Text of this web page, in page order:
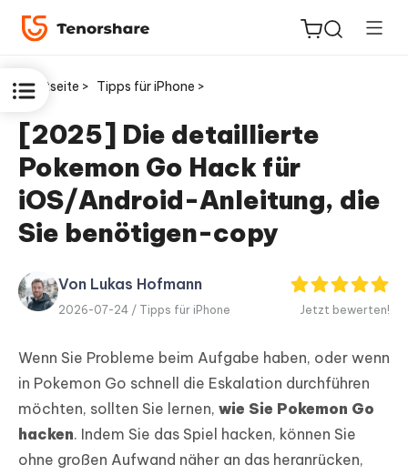
ReiBoot
for iOS
PDNob
Editor
Startseite > Tipps für iPhone >
[2025] Die detaillierte
Pokemon Go Hack für
iOS/Android-Anleitung, die
Sie benötigen-copy
Von Lukas Hofmann
2026-07-24 / Tipps für iPhone Jetzt bewerten!
Wenn Sie Probleme beim Aufgabe haben, oder wenn
in Pokemon Go schnell die Eskalation durchführen
möchten, sollten Sie lernen, wie Sie Pokemon Go
hacken. Indem Sie das Spiel hacken, können Sie
ohne großen Aufwand näher an das heranrücken,